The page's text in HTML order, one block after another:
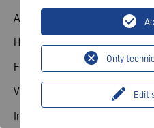
Aktie
Hauptversammlung
Finanzkalender
Veröffentlichungen
Investorenkontakt
Edit
Only